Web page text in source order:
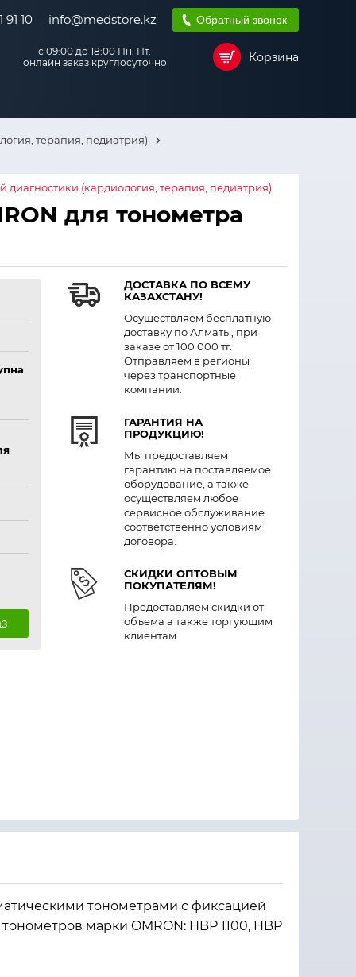
91 10 info@medstore.kz Обратный звонок
с 09:00 до 18:00 Пн. Пт.
онлайн заказ круглосуточно
Корзина
терапия, педиатрия)
(кардиология, терапия, педиатрия)
для тонометра
ДОСТАВКА ПО ВСЕМУ
КАЗАХСТАНУ!
Осуществляем бесплатную
доставку по Алматы, при
заказе от 100 000 тг.
Отправляем в регионы
через транспортные
компании.
ГАРАНТИЯ НА
ПРОДУКЦИЮ!
Мы предоставляем
гарантию на поставляемое
оборудование, а также
осуществляем любое
сервисное обслуживание
соответственно условиям
договора.
СКИДКИ ОПТОВЫМ
ПОКУПАТЕЛЯМ!
Предоставляем скидки от
объема а также торгующим
клиентам.
тонометрами с фиксацией
марки OMRON: HBP 1100, HBP